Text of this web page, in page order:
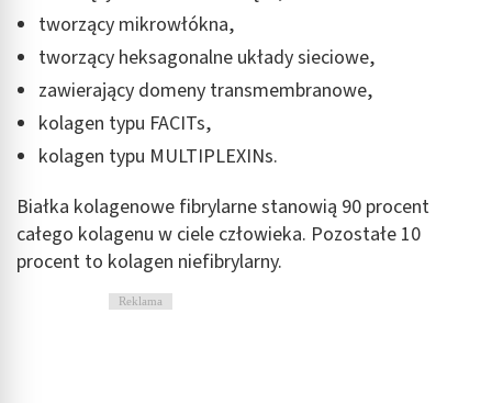
tworzący mikrowłókna,
tworzący heksagonalne układy sieciowe,
zawierający domeny transmembranowe,
kolagen typu FACITs,
kolagen typu MULTIPLEXINs.
Białka kolagenowe fibrylarne stanowią 90 procent
całego kolagenu w ciele człowieka. Pozostałe 10
procent to kolagen niefibrylarny.
Reklama